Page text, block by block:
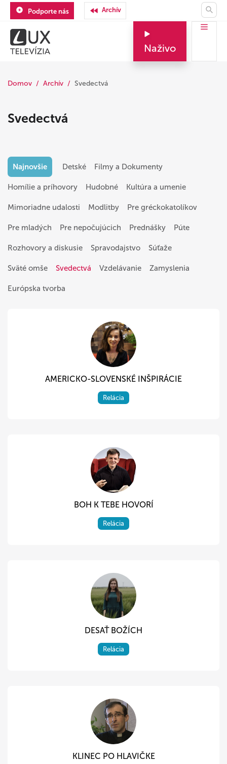
Podporte nás Archív
Naživo
Domov Archív Svedectvá
Svedectvá
Najnovšie Detské Filmy a Dokumenty
Homílie a príhovory Hudobné Kultúra a umenie
Mimoriadne udalosti Modlitby Pre gréckokatolíkov
Pre mladých Pre nepočujúcich Prednášky Púte
Rozhovory a diskusie Spravodajstvo Súťaže
Sväté omše Svedectvá Vzdelávanie Zamyslenia
Európska tvorba
AMERICKO-SLOVENSKÉ INŠPIRÁCIE
Relácia
BOH K TEBE HOVORÍ
Relácia
DESAŤ BOŽÍCH
Relácia
KLINEC PO HLAVIČKE